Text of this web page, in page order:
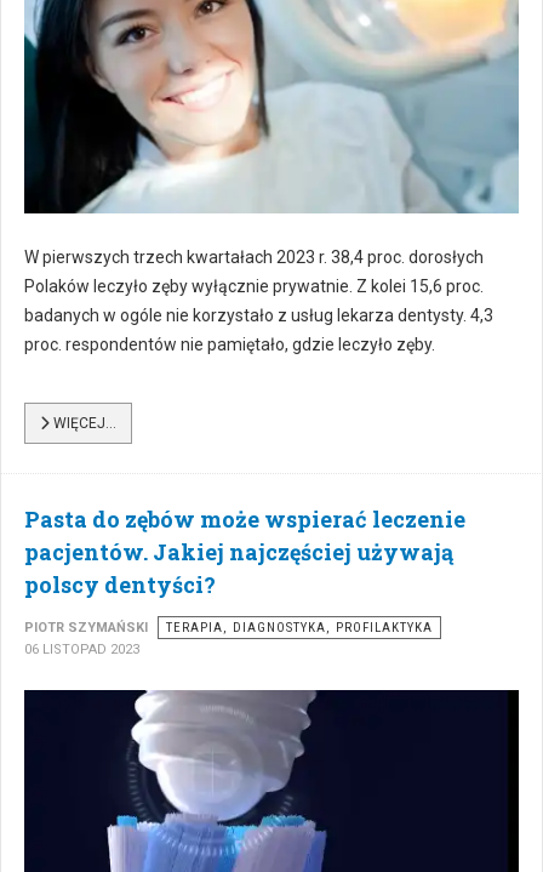
W pierwszych trzech kwartałach 2023 r. 38,4 proc. dorosłych
Polaków leczyło zęby wyłącznie prywatnie. Z kolei 15,6 proc.
badanych w ogóle nie korzystało z usług lekarza dentysty. 4,3
proc. respondentów nie pamiętało, gdzie leczyło zęby.
WIĘCEJ…
Pasta do zębów może wspierać leczenie
pacjentów. Jakiej najczęściej używają
polscy dentyści?
PIOTR SZYMAŃSKI
TERAPIA, DIAGNOSTYKA, PROFILAKTYKA
06 LISTOPAD 2023